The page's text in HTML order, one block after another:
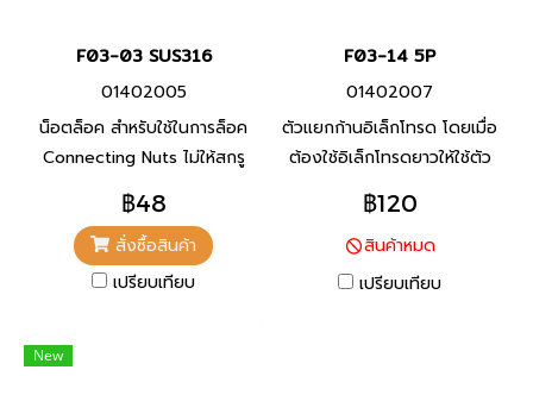
F03-03 SUS316
01402005
น็อตล็อค สำหรับใช้ในการล็อค
Connecting Nuts ไม่ให้สกรู
หลุดออกไปหรือคลายตัว
฿48
สั่งซื้อสินค้า
เปรียบเทียบ
F03-14 5P
01402007
ตัวแยกก้านอิเล็กโทรด โดยเมื่อ
ต้องใช้อิเล็กโทรดยาวให้ใช้ตัว
แยกที่แต่ละข้อต่อ (ทุกๆ 1 ม.)
เพื่อป้องกันไม่ให้อิเล็กโทรด
สัมผัสกัน
฿120
สินค้าหมด
เปรียบเทียบ
New